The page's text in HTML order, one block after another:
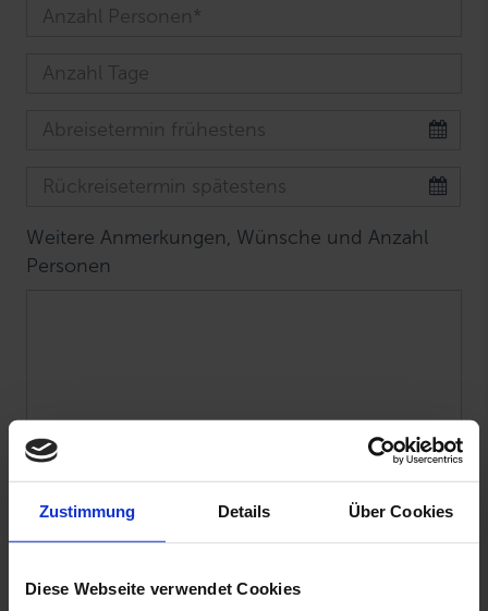
Zustimmung Details Über Cookies
Diese Webseite verwendet Cookies
Weitere Anmerkungen, Wünsche und Anzahl
Personen